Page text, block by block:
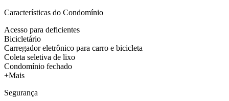
Características do Condomínio
Acesso para deficientes
Bicicletário
Carregador eletrônico para carro e bicicleta
Coleta seletiva de lixo
Condomínio fechado
+Mais
Segurança